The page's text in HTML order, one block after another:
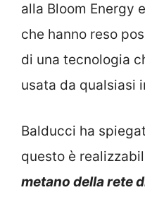
alla Bloom Energy
che hanno reso
di una tecnologia
usata da qualsiasi
Balducci ha
questo è
metano della rete